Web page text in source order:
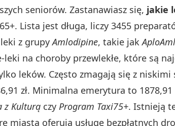
seniorów. Zastanawiasz się, jakie
Lista jest długa, liczy 3455
leki z grupyAmlodipine, takie jak
na choroby przewlekłe, które są
leków. Często zmagają się z
zł. Minimalna emerytura to
z Kulturą czy Program Taxi75+. Istnieją
miasta oferują usługę bezpłatnych